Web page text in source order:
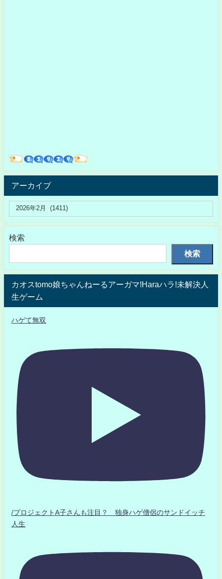
アーカイブ
検索
検索
カオスtomo娘ちゃんねーるアーガマ!Haraハラ!未解決人
生ゲーム
ハゲて無双
/プロジェクトA子さんも注目？ 独身ハゲ僧侶のサンドイッチ
人生